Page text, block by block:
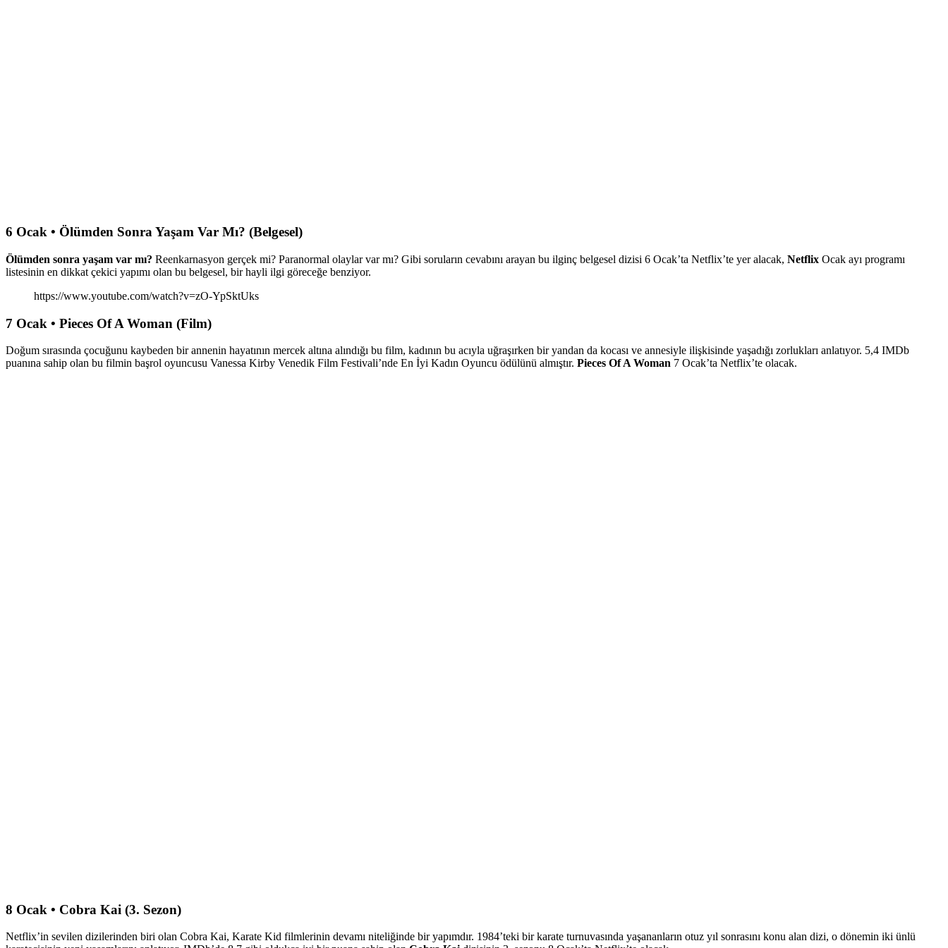
6 Ocak • Ölümden Sonra Yaşam Var Mı? (Belgesel)
Ölümden sonra yaşam var mı? Reenkarnasyon gerçek mi? Paranormal olaylar var mı? Gibi soruların cevabını arayan bu ilginç belgesel dizisi 6 Ocak’ta Netflix’te yer alacak, Netflix Ocak ayı programı
listesinin en dikkat çekici yapımı olan bu belgesel, bir hayli ilgi göreceğe benziyor.
https://www.youtube.com/watch?v=zO-YpSktUks
7 Ocak • Pieces Of A Woman (Film)
Doğum sırasında çocuğunu kaybeden bir annenin hayatının mercek altına alındığı bu film, kadının bu acıyla uğraşırken bir yandan da kocası ve annesiyle ilişkisinde yaşadığı zorlukları anlatıyor. 5,4 IMDb
puanına sahip olan bu filmin başrol oyuncusu Vanessa Kirby Venedik Film Festivali’nde En İyi Kadın Oyuncu ödülünü almıştır. Pieces Of A Woman 7 Ocak’ta Netflix’te olacak.
8 Ocak • Cobra Kai (3. Sezon)
Netflix’in sevilen dizilerinden biri olan Cobra Kai, Karate Kid filmlerinin devamı niteliğinde bir yapımdır. 1984’teki bir karate turnuvasında yaşananların otuz yıl sonrasını konu alan dizi, o dönemin iki ünlü